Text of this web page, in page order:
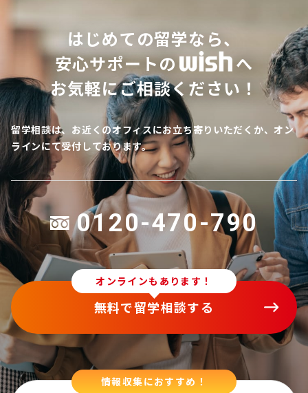
はじめての留学なら、
安心サポートの
へ
お気軽にご相談ください！
留学相談は、お近くのオフィスにお立ち寄りいただくか、オン
ラインにて受付しております。
0120-470-790
オンラインもあります！
無料で留学相談する
情報収集におすすめ！